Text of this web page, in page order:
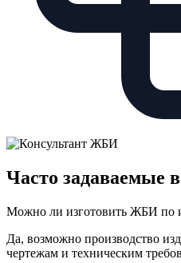
Часто задаваемые
Можно ли изготовить ЖБИ по
Да, возможно производство
чертежам и техническим